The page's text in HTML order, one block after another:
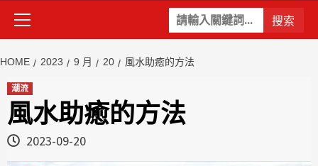
關
鍵
Primary
Menu
HOME 2023 9 月 20 風水助癒的方法
潮流
風水助癒的方法
2023-09-20